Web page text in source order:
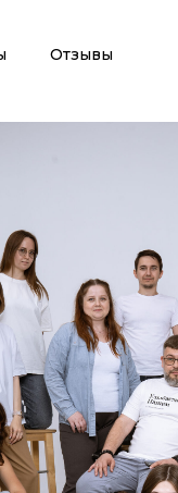
Отзывы